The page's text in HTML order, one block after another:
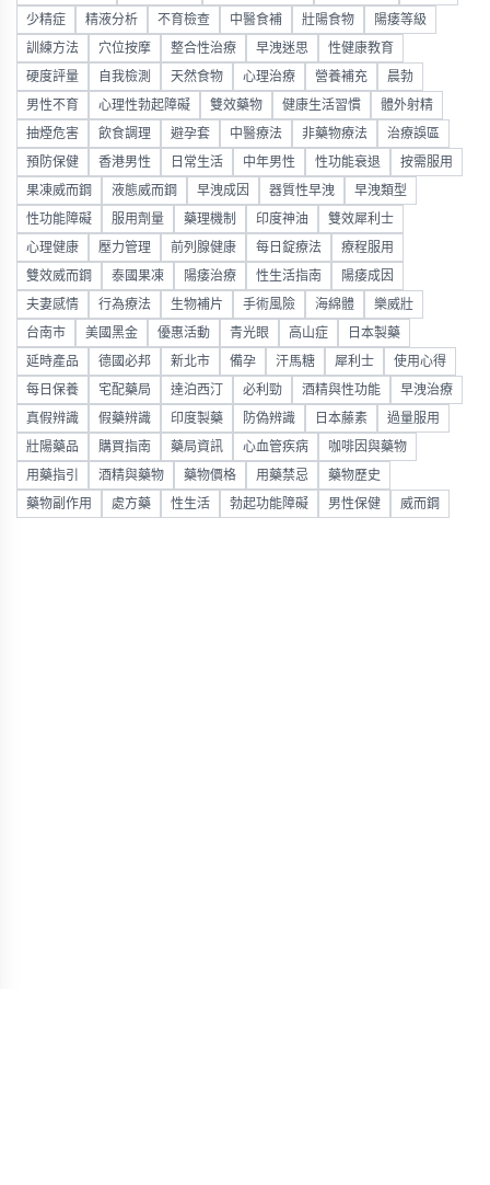
少精症 精液分析 不育檢查 中醫食補 壯陽食物 陽痿等級
訓練方法 穴位按摩 整合性治療 早洩迷思 性健康教育
硬度評量 自我檢測 天然食物 心理治療 營養補充 晨勃
男性不育 心理性勃起障礙 雙效藥物 健康生活習慣 體外射精
抽煙危害 飲食調理 避孕套 中醫療法 非藥物療法 治療誤區
預防保健 香港男性 日常生活 中年男性 性功能衰退 按需服用
果凍威而鋼 液態威而鋼 早洩成因 器質性早洩 早洩類型
性功能障礙 服用劑量 藥理機制 印度神油 雙效犀利士
心理健康 壓力管理 前列腺健康 每日錠療法 療程服用
雙效威而鋼 泰國果凍 陽痿治療 性生活指南 陽痿成因
夫妻感情 行為療法 生物補片 手術風險 海綿體 樂威壯
台南市 美國黑金 優惠活動 青光眼 高山症 日本製藥
延時產品 德國必邦 新北市 備孕 汗馬糖 犀利士 使用心得
每日保養 宅配藥局 達泊西汀 必利勁 酒精與性功能 早洩治療
真假辨識 假藥辨識 印度製藥 防偽辨識 日本藤素 過量服用
壯陽藥品 購買指南 藥局資訊 心血管疾病 咖啡因與藥物
用藥指引 酒精與藥物 藥物價格 用藥禁忌 藥物歷史
藥物副作用 處方藥 性生活 勃起功能障礙 男性保健 威而鋼